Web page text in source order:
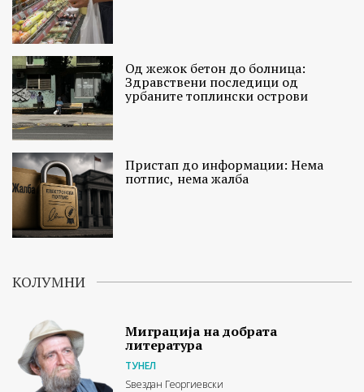
Од жежок бетон до болница:
Здравствени последици од
урбаните топлински острови
Пристап до информации: Нема
потпис, нема жалба
КОЛУМНИ
Миграција на добрата
литература
ТУНЕЛ
Ѕвездан Георгиевски